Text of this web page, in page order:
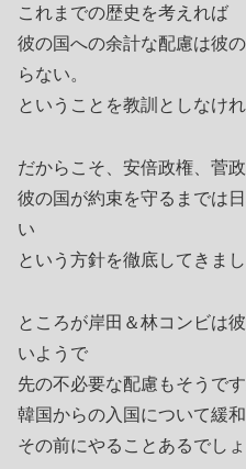
これまでの歴史を考えれば
彼の国への余計な配慮は彼
らない。
ということを教訓としなけ
だからこそ、安倍政権、菅
彼の国が約束を守るまでは
い
という方針を徹底してきまし
ところが岸田＆林コンビは
いようで
先の不必要な配慮もそうです
韓国からの入国について緩和
その前にやることあるでしょ